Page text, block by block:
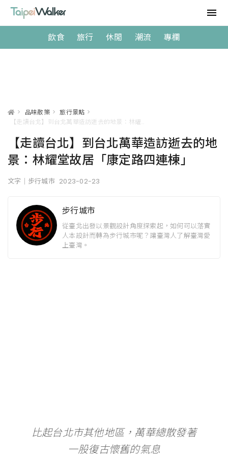
飲食 旅行 休閒 潮流 專欄
> 品味散策 > 旅行景點 >
【走讀台北】到台北萬華造訪逝去的地
景：林耀堂故居「康定路四連棟」
文字｜步行城市 2023-02-23
步行城市
從臺北出發以景觀設計角度探索起，如何可以落實
人本設計而轉為步行城市呢？讓臺灣人了解臺灣愛
上臺灣。
比起台北市其他地區，萬華總散發著
一股復古懷舊的氣息